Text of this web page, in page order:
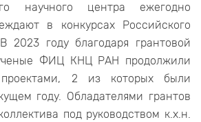
научного центра ежегодно
в конкурсах Российского
2023 году благодаря грантовой
ФИЦ КНЦ РАН продолжили
2 из которых были
году. Обладателями грантов
под руководством к.х.н.